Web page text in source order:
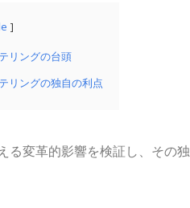
リングの台頭
リングの独自の利点
る変革的影響を検証し、その独